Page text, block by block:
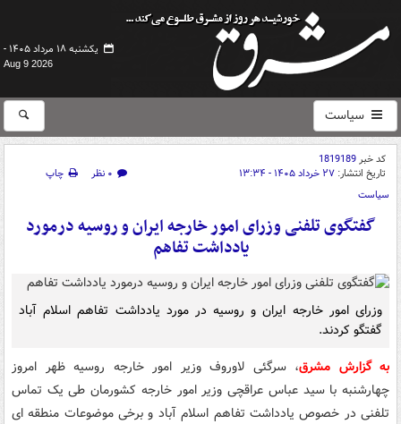
یکشنبه ۱۸ مرداد ۱۴۰۵ -
Aug 9 2026
سیاست
کد خبر1819189
تاریخ انتشار: ۲۷ خرداد ۱۴۰۵ - ۱۳:۳۴ ۰ نظر
چاپ
سیاست
گفتگوی تلفنی وزرای امور خارجه ایران و روسیه درمورد
یادداشت تفاهم
وزرای امور خارجه ایران و روسیه در مورد یادداشت تفاهم اسلام آباد
گفتگو کردند.
به گزارش مشرق، سرگئی لاوروف وزیر امور خارجه روسیه ظهر امروز
چهارشنبه با سید عباس عراقچی وزیر امور خارجه کشورمان طی یک تماس
تلفنی در خصوص یادداشت تفاهم اسلام آباد و برخی موضوعات منطقه ای